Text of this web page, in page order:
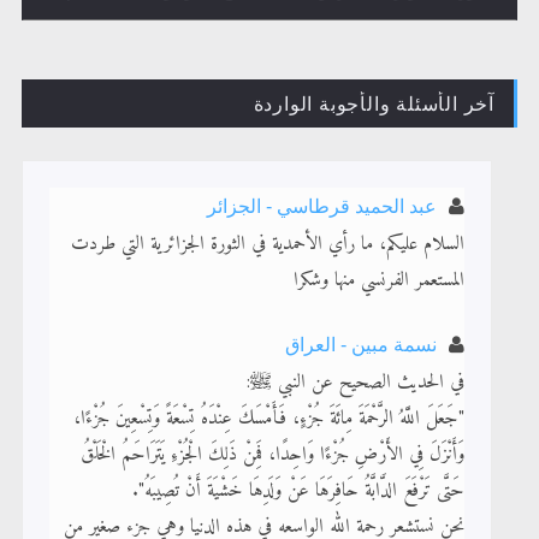
القرآن قاضٍ وحكمٌ على السنة ومهيمنٌ عليها.. ليس العكس